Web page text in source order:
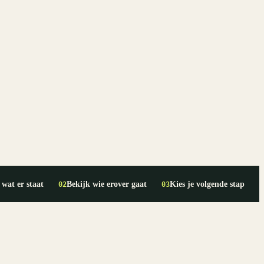
wat er staat 02Bekijk wie erover gaat 03Kies je volgende stap